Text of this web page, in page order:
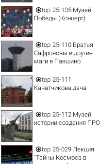
top 25-135 Музей
Победы (Концерт)
top 25-110 Братья
Сафроновы и другие
маги в Павшино
top 25-111
Канатчикова дача
top 25-112 Музей
истории создания ПРО
top 25-029 Лекция
"Тайны Космоса в